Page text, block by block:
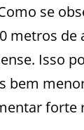
se
metros
Isso
bem
forte